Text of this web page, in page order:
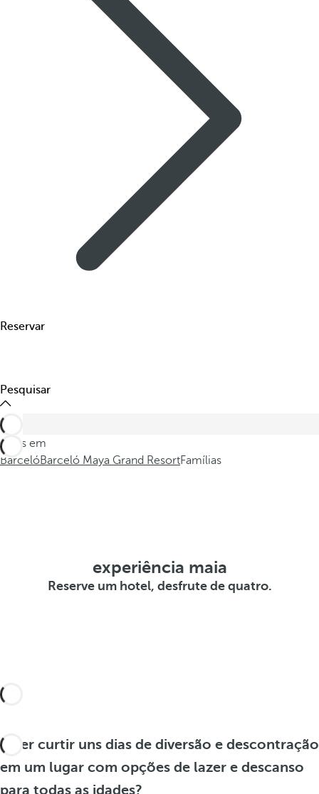
Reservar
Pesquisar
Estes em
BarcelóBarceló Maya Grand ResortFamílias
experiência maia
Reserve um hotel, desfrute de quatro.
Quer curtir uns dias de diversão e descontração
em um lugar com opções de lazer e descanso
para todas as idades?